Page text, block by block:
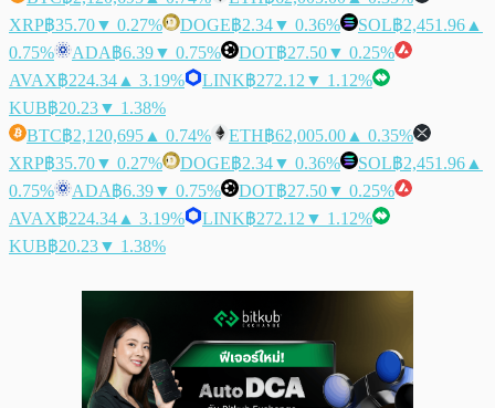
XRP฿35.70▼ 0.27% DOGE฿2.34▼ 0.36% SOL฿2,451.96 ▲
0.75%
ADA฿6.39▼ 0.75% DOT฿27.50▼ 0.25%
AVAX฿224.34 ▲ 3.19% LINK฿272.12 ▼ 1.12%
KUB฿20.23▼ 1.38%
BTC฿2,120,695 ▲ 0.74% ETH฿62,005.00 ▲ 0.35%
XRP฿35.70▼ 0.27% DOGE฿2.34▼ 0.36% SOL฿2,451.96 ▲
0.75%
ADA฿6.39▼ 0.75% DOT฿27.50▼ 0.25%
AVAX฿224.34 ▲ 3.19% LINK฿272.12 ▼ 1.12%
KUB฿20.23▼ 1.38%